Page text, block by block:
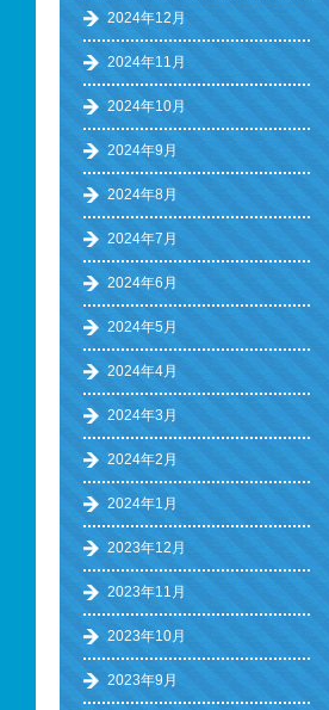
2024年12月
2024年11月
2024年10月
2024年9月
2024年8月
2024年7月
2024年6月
2024年5月
2024年4月
2024年3月
2024年2月
2024年1月
2023年12月
2023年11月
2023年10月
2023年9月